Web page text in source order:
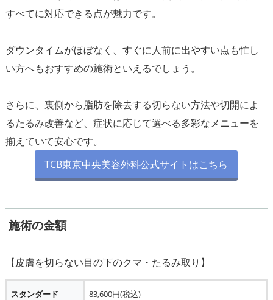
すべてに対応できる点が魅力です。
ダウンタイムがほぼなく、すぐに人前に出やすい点も忙し
い方へもおすすめの施術といえるでしょう。
さらに、裏側から脂肪を除去する切らない方法や切開によ
るたるみ改善など、症状に応じて選べる多彩なメニューを
TCB東京中央美容外科公式サイトはこちら
施術の金額
スタンダード
83,600円(税込)